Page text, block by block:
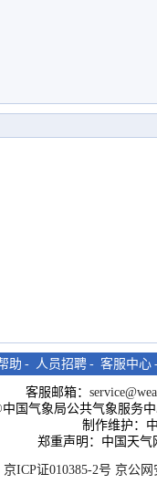
助 - 人员招聘 - 客服中心
客服邮箱：
国气象局公共气象服务
制作维护：
郑重声明：中国天气
京ICP证010385-2号 京公网